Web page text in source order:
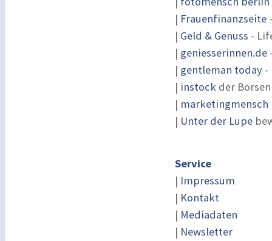
| Frauenfinanzseite
| Geld & Genuss -
| geniesserinnen.de
| gentleman today -
| instock der
|
| Unter der Lupe
Service
| Impressum
| Kontakt
| Mediadaten
| Newsletter